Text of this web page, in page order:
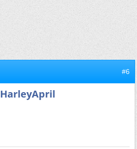
#6
HarleyApril